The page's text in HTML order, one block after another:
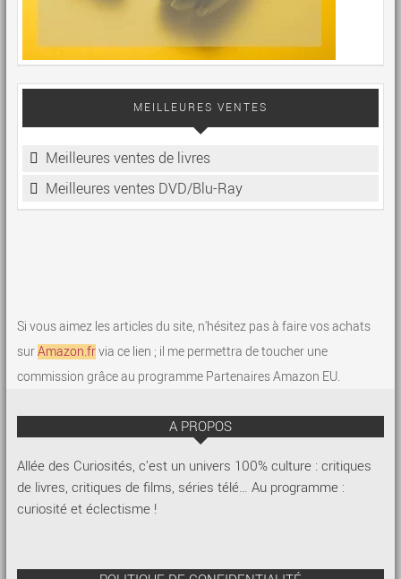
MEILLEURES VENTES
Meilleures ventes de livres
Meilleures ventes DVD/Blu-Ray
Si vous aimez les articles du site, n'hésitez pas à faire vos achats
surAmazon.frvia ce lien ; il me permettra de toucher une
commission grâce au programme Partenaires Amazon EU.
A PROPOS
Allée des Curiosités, c’est un univers 100% culture : critiques
de livres, critiques de films, séries télé… Au programme :
curiosité et éclectisme !